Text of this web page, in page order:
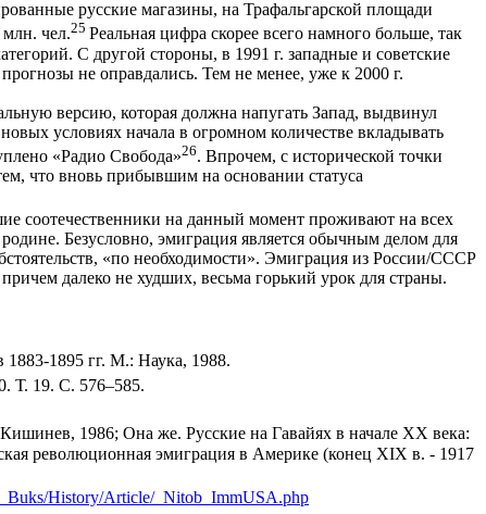
русские магазины, на Трафальгарской площади
чел.25 Реальная цифра скорее всего намного больше, так
С другой стороны, в 1991 г. западные и советские
не оправдались. Тем не менее, уже к 2000 г.
версию, которая должна напугать Запад, выдвинул
условиях начала в огромном количестве вкладывать
«Радио Свобода»26. Впрочем, с исторической точки
что вновь прибывшим на основании статуса
соотечественники на данный момент проживают на всех
Безусловно, эмиграция является обычным делом для
«по необходимости». Эмиграция из России/СССР
далеко не худших, весьма горький урок для страны.
1895 гг. М.: Наука, 1988.
Т. 19. С. 576–585.
1986; Она же. Русские на Гавайях в начале XX века:
революционная эмиграция в Америке (конец XIX в. - 1917
History/Article/_Nitob_ImmUSA.php